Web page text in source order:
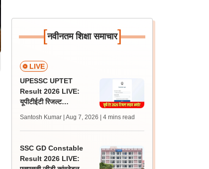
[नवीनतम शिक्षा समाचार]
LIVE
UPESSC UPTET
Result 2026 LIVE:
यूपीटीईटी रिजल्ट
जल्द, जानें लेटेस्ट अपडेट,
पासिंग मार्क्स
Santosh Kumar | Aug 7, 2026 | 4 mins read
SSC GD Constable
Result 2026 LIVE: